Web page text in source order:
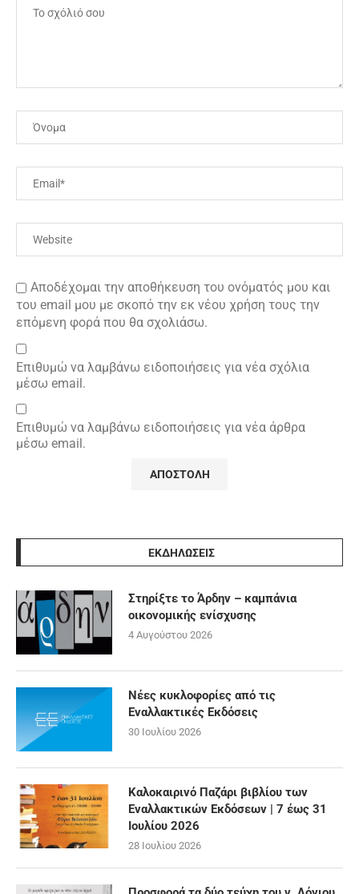
Αποδέχομαι την αποθήκευση του ονόματός μου και
του email μου με σκοπό την εκ νέου χρήση τους την
επόμενη φορά που θα σχολιάσω.
Επιθυμώ να λαμβάνω ειδοποιήσεις για νέα σχόλια
μέσω email.
Επιθυμώ να λαμβάνω ειδοποιήσεις για νέα άρθρα
μέσω email.
ΕΚΔΗΛΩΣΕΙΣ
Στηρίξτε το Άρδην – καμπάνια
οικονομικής ενίσχυσης
4 Αυγούστου 2026
Νέες κυκλοφορίες από τις
Εναλλακτικές Εκδόσεις
30 Ιουλίου 2026
Καλοκαιρινό Παζάρι βιβλίου των
Εναλλακτικών Εκδόσεων | 7 έως 31
Ιουλίου 2026
28 Ιουλίου 2026